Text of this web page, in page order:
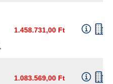
1.458.731,00 Ft
1.083.569,00 Ft